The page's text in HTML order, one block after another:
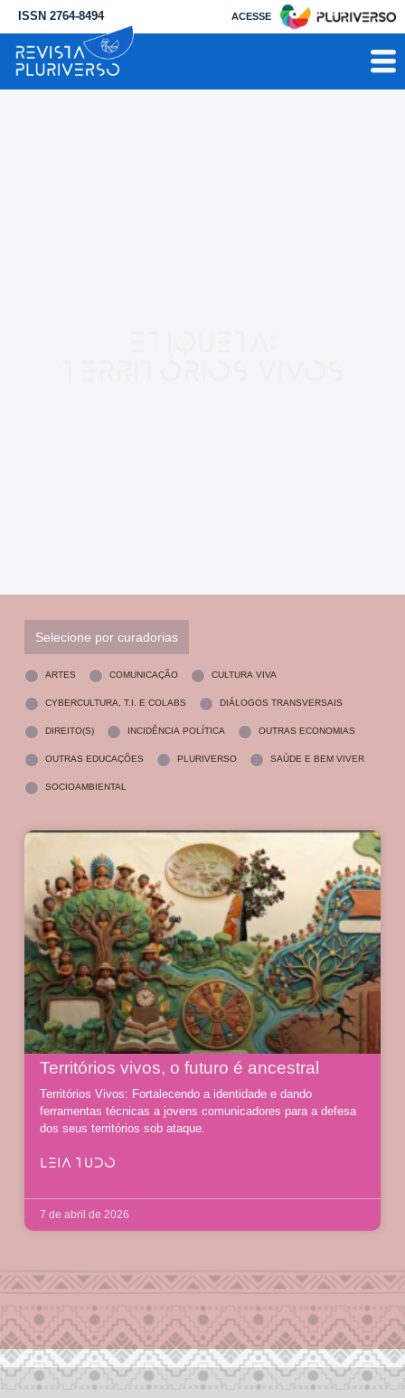
ISSN 2764-8494 ACESSE
Selecione por curadorias
ARTES COMUNICAÇÃO CULTURA VIVA
CYBERCULTURA, T.I. E COLABS DIÁLOGOS TRANSVERSAIS
DIREITO(S) INCIDÊNCIA POLÍTICA OUTRAS ECONOMIAS
OUTRAS EDUCAÇÕES PLURIVERSO SAÚDE E BEM VIVER
SOCIOAMBIENTAL
Territórios vivos, o futuro é ancestral
Territórios Vivos: Fortalecendo a identidade e dando
ferramentas técnicas a jovens comunicadores para a defesa
dos seus territórios sob ataque.
LEIA TUDO
7 de abril de 2026